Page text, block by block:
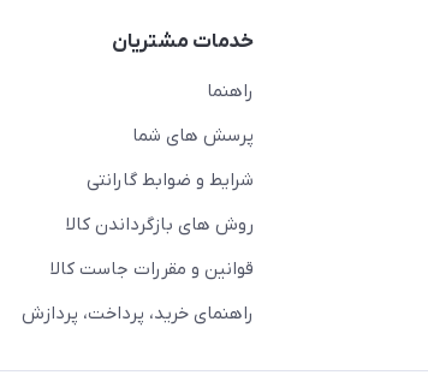
خدمات مشتریان
راهنما
پرسش های شما
شرایط و ضوابط گارانتی
روش های بازگرداندن کالا
قوانین و مقررات جاست کالا
راهنمای خرید، پرداخت، پردازش